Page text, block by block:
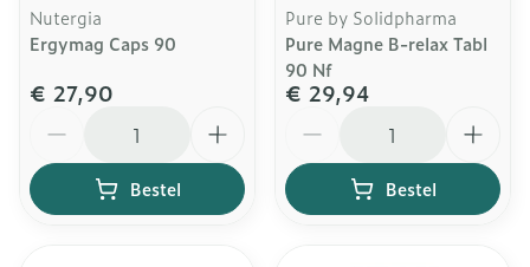
Nutergia
Ergymag Caps 90
€ 27,90
Bestel
Pure by Solidpharma
Pure Magne B-relax Tabl
90 Nf
€ 29,94
Bestel